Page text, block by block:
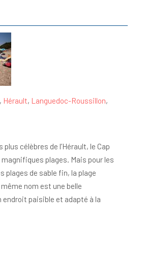
, Hérault, Languedoc-Roussillon,
célèbres de l’Hérault, le Cap
magnifiques plages. Mais pour les
plages de sable fin, la plage
nom est une belle
endroit paisible et adapté à la